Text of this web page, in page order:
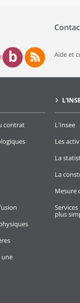
Aide et
contrat
une
L'Insee
Les
La
La
Mesure
plus